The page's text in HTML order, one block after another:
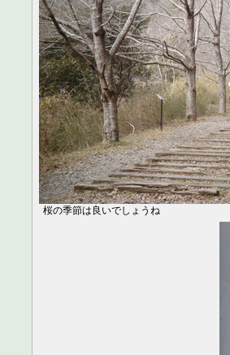
桜の季節は良いでしょうね